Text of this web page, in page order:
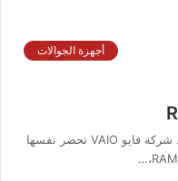
أجهزة الجوالات
أنا سيزار وأهلا بكم في قناة Sizar reviews. شركة فايو VAIO تحضر نفسها